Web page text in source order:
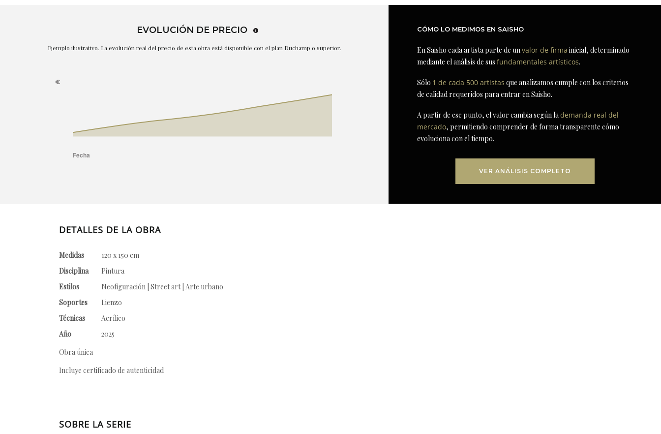
EVOLUCIÓN DE PRECIO
Ejemplo ilustrativo. La evolución real del precio de esta obra está disponible con el plan Duchamp o superior.
CÓMO LO MEDIMOS EN SAISHO
En Saisho cada artista parte de unvalor de firma inicial, determinado
mediante el análisis de susfundamentales artísticos.
Sólo 1 de cada 500 artistas que analizamos cumple con los criterios
de calidad requeridos para entrar en Saisho.
A partir de ese punto, el valor cambia según lademanda real del
mercado, permitiendo comprender de forma transparente cómo
evoluciona con el tiempo.
VER ANÁLISIS COMPLETO
DETALLES DE LA OBRA
Medidas
120 x 150 cm
Disciplina
Pintura
Estilos
Neofiguración | Street art | Arte urbano
Soportes
Lienzo
Técnicas
Acrílico
Año
2025
Obra única
Incluye certificado de autenticidad
SOBRE LA SERIE